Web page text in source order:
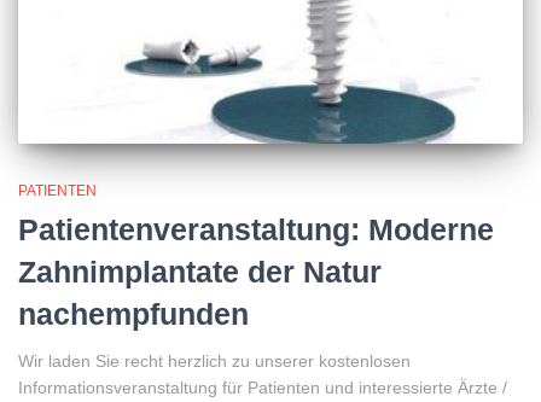
PATIENTEN
Patientenveranstaltung: Moderne
Zahnimplantate der Natur
nachempfunden
Wir laden Sie recht herzlich zu unserer kostenlosen
Informationsveranstaltung für Patienten und interessierte Ärzte /